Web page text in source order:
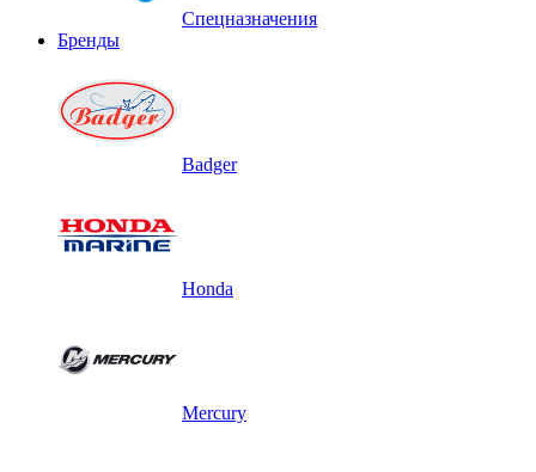
Спецназначения
Бренды
Badger
Honda
Mercury